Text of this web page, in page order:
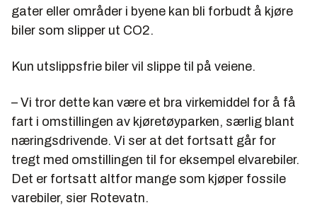
gater eller områder i byene kan bli forbudt å kjøre
biler som slipper ut CO2.
Kun utslippsfrie biler vil slippe til på veiene.
– Vi tror dette kan være et bra virkemiddel for å få
fart i omstillingen av kjøretøyparken, særlig blant
næringsdrivende. Vi ser at det fortsatt går for
tregt med omstillingen til for eksempel elvarebiler.
Det er fortsatt altfor mange som kjøper fossile
varebiler, sier Rotevatn.